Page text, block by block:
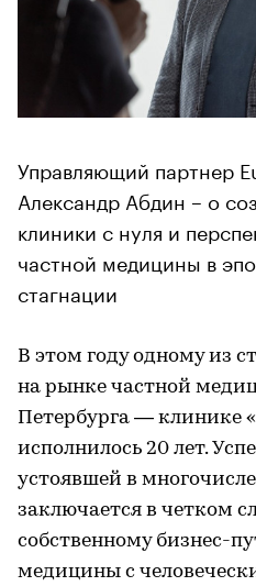
Управляющий партнер
Александр Абдин – о
клиники с нуля и
частной медицины в
стагнации
В этом году одному из
на рынке частной
Петербурга — клинике
исполнилось 20 лет.
устоявшей в
заключается в четком
собственному бизнес-
медицины с